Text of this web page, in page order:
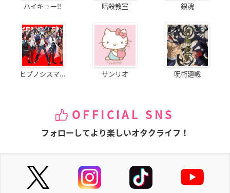
ハイキュー!! 暗殺教室 銀魂
ヒプノシスマ... サンリオ 呪術廻戦
OFFICIAL SNS
フォローしてより楽しいオタクライフ！